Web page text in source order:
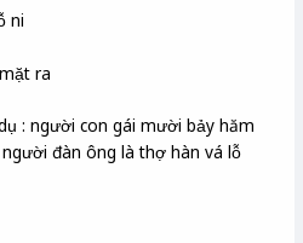
ni
ra
: người con gái mười bảy hăm
đàn ông là thợ hàn vá lỗ